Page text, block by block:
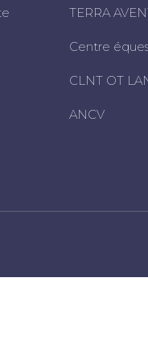
TERRA
Centre
CLNT OT
ANCV